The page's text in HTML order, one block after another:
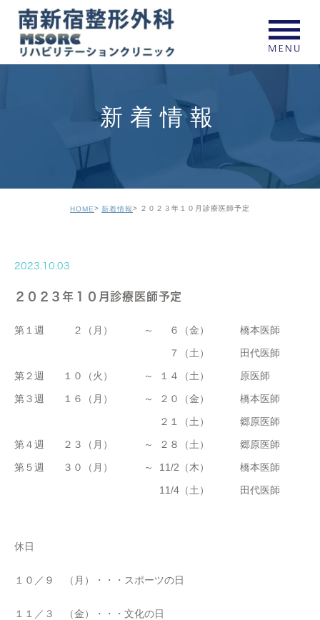
新着情報
HOME 新着情報 ２０２３年１０月診療医師予定
2023.10.03
２０２３年１０月診療医師予定
第１週 ２（月） ～ ６（金）
橋本医師
７（土）
田代医師
第２週
１０（火） ～ １４（土）
原医師
第３週
１６（月） ～ ２０（金）
橋本医師
２１（土）
郷原医師
第４週
２３（月） ～ ２８（土）
郷原医師
第５週
３０（月） ～ 11/2（木）
橋本医師
11/4（土）
田代医師
休日
１０／９ （月）・・・スポーツの日
１１／３ （金）・・・文化の日